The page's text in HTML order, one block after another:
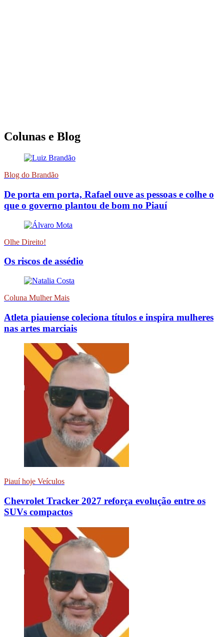
Colunas e Blog
Blog do Brandão
De porta em porta, Rafael ouve as pessoas e colhe o
que o governo plantou de bom no Piauí
Olhe Direito!
Os riscos de assédio
Coluna Mulher Mais
Atleta piauiense coleciona títulos e inspira mulheres
nas artes marciais
Piauí hoje Veículos
Chevrolet Tracker 2027 reforça evolução entre os
SUVs compactos